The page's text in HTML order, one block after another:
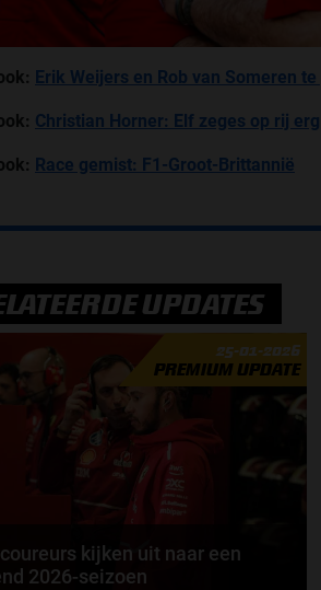
Erik Weijers en Rob van Someren
Christian Horner: Elf zeges op rij
Race gemist: F1-Groot-Brittannië
UPDATES
25-01-2026
PREMIUM UPDATE
kijken uit naar een
2026-seizoen